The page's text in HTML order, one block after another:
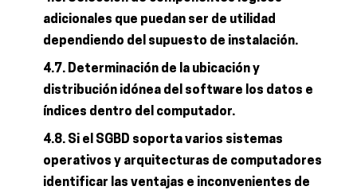
adicionales que puedan ser de utilidad
dependiendo del supuesto de instalación.
4.7. Determinación de la ubicación y
distribución idónea del software los datos e
índices dentro del computador.
4.8. Si el SGBD soporta varios sistemas
operativos y arquitecturas de computadores
identificar las ventajas e inconvenientes de